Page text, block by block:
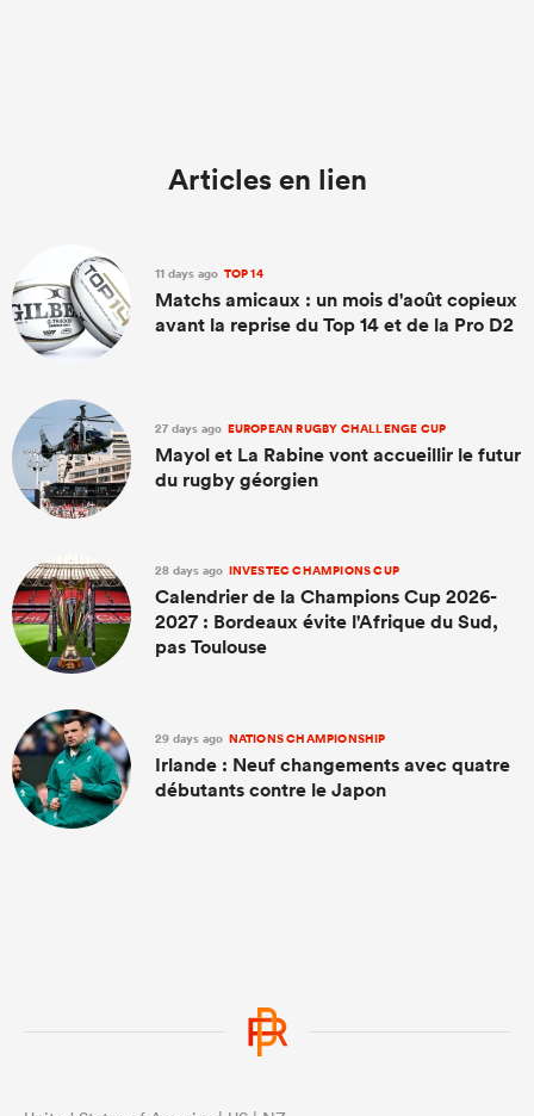
Articles en lien
11 days ago TOP 14
Matchs amicaux : un mois d'août copieux
avant la reprise du Top 14 et de la Pro D2
27 days ago EUROPEAN RUGBY CHALLENGE CUP
Mayol et La Rabine vont accueillir le futur
du rugby géorgien
28 days ago INVESTEC CHAMPIONS CUP
Calendrier de la Champions Cup 2026-
2027 : Bordeaux évite l'Afrique du Sud,
pas Toulouse
29 days ago NATIONS CHAMPIONSHIP
Irlande : Neuf changements avec quatre
débutants contre le Japon